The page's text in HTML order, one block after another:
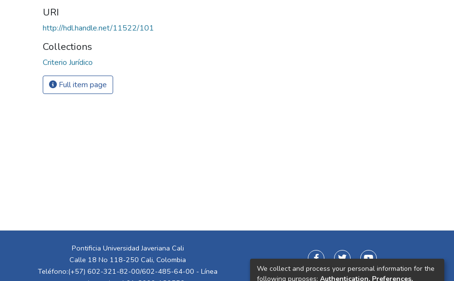
URI
http://hdl.handle.net/11522/101
Collections
Criterio Jurídico
Full item page
Pontificia Universidad Javeriana Cali
Calle 18 No 118-250 Cali, Colombia
Teléfono:(+57) 602-321-82-00/602-485-64-00 - Línea
We collect and process your personal information for the
following purposes: Authentication, Preferences,